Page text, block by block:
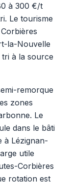
à 300 €/t
Le tourisme
la-Nouvelle
à la source
remorque
zones
Le
dans le bâti
à Lézignan-
utile
Corbières
rotation est